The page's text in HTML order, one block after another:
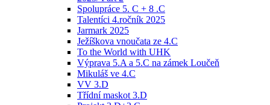
Spolupráce 5. C + 8 .C
Talentíci 4.ročník 2025
Jarmark 2025
Ježíškova vnoučata ze 4.C
To the World with UHK
Výprava 5.A a 5.C na zámek Loučeň
Mikuláš ve 4.C
VV 3.D
Třídní maskot 3.D